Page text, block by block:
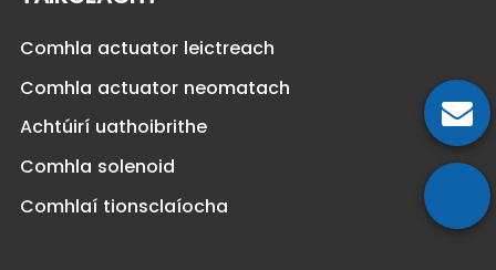
Comhla actuator leictreach
Comhla actuator neomatach
Achtúirí uathoibrithe
Comhla solenoid
Comhlaí tionsclaíocha